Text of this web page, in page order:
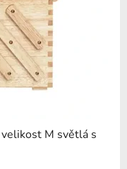
M světlá s